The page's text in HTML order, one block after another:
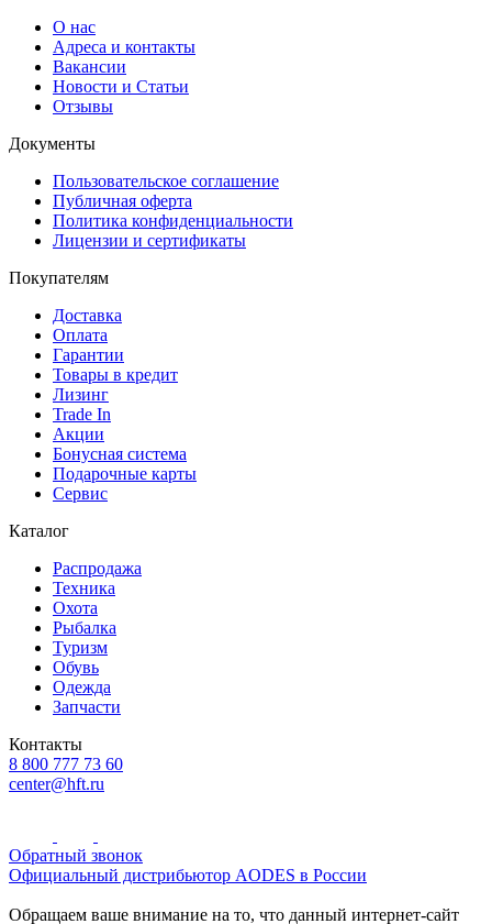
О нас
Адреса и контакты
Вакансии
Новости и Статьи
Отзывы
Документы
Пользовательское соглашение
Публичная оферта
Политика конфиденциальности
Лицензии и сертификаты
Покупателям
Доставка
Оплата
Гарантии
Товары в кредит
Лизинг
Trade In
Акции
Бонусная система
Подарочные карты
Сервис
Каталог
Распродажа
Техника
Охота
Рыбалка
Туризм
Обувь
Одежда
Запчасти
Контакты
8 800 777 73 60
center@hft.ru
Обратный звонок
Официальный дистрибьютор AODES в России
Обращаем ваше внимание на то, что данный интернет-сайт